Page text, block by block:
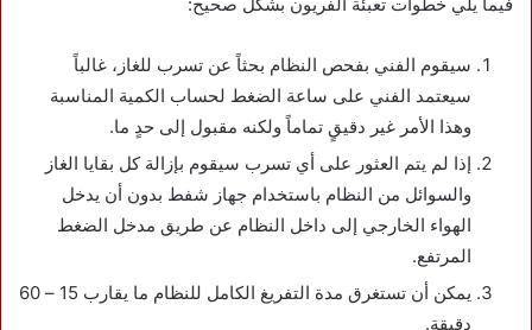
سيقوم الفني بفحص النظام بحثاً عن تسرب للغاز، غالباً
سيعتمد الفني على ساعة الضغط لحساب الكمية المناسبة
وهذا الأمر غير دقيقٍ تماماً ولكنه مقبول إلى حدٍ ما.
إذا لم يتم العثور على أي تسرب سيقوم بإزالة كل بقايا الغاز
والسوائل من النظام باستخدام جهاز شفط بدون أن يدخل
الهواء الخارجي إلى داخل النظام عن طريق مدخل الضغط
المرتفع.
يمكن أن تستغرق مدة التفريغ الكامل للنظام ما يقارب 15 – 60
دقيقة.